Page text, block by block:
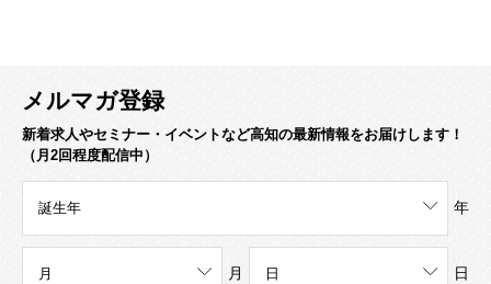
メルマガ登録
新着求人やセミナー・イベントなど高知の最新情報をお届けします！
（月2回程度配信中）
年
月 日